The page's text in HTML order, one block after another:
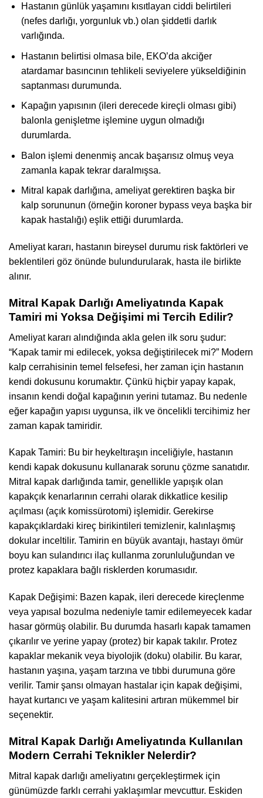
Hastanın günlük yaşamını kısıtlayan ciddi belirtileri
(nefes darlığı, yorgunluk vb.) olan şiddetli darlık
varlığında.
Hastanın belirtisi olmasa bile, EKO’da akciğer
atardamar basıncının tehlikeli seviyelere yükseldiğinin
saptanması durumunda.
Kapağın yapısının (ileri derecede kireçli olması gibi)
balonla genişletme işlemine uygun olmadığı
durumlarda.
Balon işlemi denenmiş ancak başarısız olmuş veya
zamanla kapak tekrar daralmışsa.
Mitral kapak darlığına, ameliyat gerektiren başka bir
kalp sorununun (örneğin koroner bypass veya başka bir
kapak hastalığı) eşlik ettiği durumlarda.
Ameliyat kararı, hastanın bireysel durumu risk faktörleri ve
beklentileri göz önünde bulundurularak, hasta ile birlikte
alınır.
Mitral Kapak Darlığı Ameliyatında Kapak
Tamiri mi Yoksa Değişimi mi Tercih Edilir?
Ameliyat kararı alındığında akla gelen ilk soru şudur:
“Kapak tamir mi edilecek, yoksa değiştirilecek mi?” Modern
kalp cerrahisinin temel felsefesi, her zaman için hastanın
kendi dokusunu korumaktır. Çünkü hiçbir yapay kapak,
insanın kendi doğal kapağının yerini tutamaz. Bu nedenle
eğer kapağın yapısı uygunsa, ilk ve öncelikli tercihimiz her
zaman kapak tamiridir.
Kapak Tamiri: Bu bir heykeltıraşın inceliğiyle, hastanın
kendi kapak dokusunu kullanarak sorunu çözme sanatıdır.
Mitral kapak darlığında tamir, genellikle yapışık olan
kapakçık kenarlarının cerrahi olarak dikkatlice kesilip
açılması (açık komissürotomi) işlemidir. Gerekirse
kapakçıklardaki kireç birikintileri temizlenir, kalınlaşmış
dokular inceltilir. Tamirin en büyük avantajı, hastayı ömür
boyu kan sulandırıcı ilaç kullanma zorunluluğundan ve
protez kapaklara bağlı risklerden korumasıdır.
Kapak Değişimi: Bazen kapak, ileri derecede kireçlenme
veya yapısal bozulma nedeniyle tamir edilemeyecek kadar
hasar görmüş olabilir. Bu durumda hasarlı kapak tamamen
çıkarılır ve yerine yapay (protez) bir kapak takılır. Protez
kapaklar mekanik veya biyolojik (doku) olabilir. Bu karar,
hastanın yaşına, yaşam tarzına ve tıbbi durumuna göre
verilir. Tamir şansı olmayan hastalar için kapak değişimi,
hayat kurtarıcı ve yaşam kalitesini artıran mükemmel bir
seçenektir.
Mitral Kapak Darlığı Ameliyatında Kullanılan
Modern Cerrahi Teknikler Nelerdir?
Mitral kapak darlığı ameliyatını gerçekleştirmek için
günümüzde farklı cerrahi yaklaşımlar mevcuttur. Eskiden